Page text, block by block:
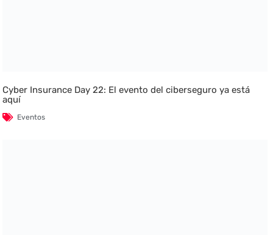
Cyber Insurance Day 22: El evento del ciberseguro ya está
aquí
Eventos